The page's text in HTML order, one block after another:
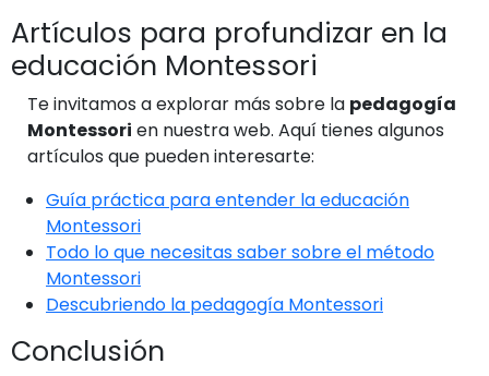
Artículos para profundizar en la
educación Montessori
Te invitamos a explorar más sobre la pedagogía
Montessori en nuestra web. Aquí tienes algunos
artículos que pueden interesarte:
Guía práctica para entender la educación
Montessori
Todo lo que necesitas saber sobre el método
Montessori
Descubriendo la pedagogía Montessori
Conclusión